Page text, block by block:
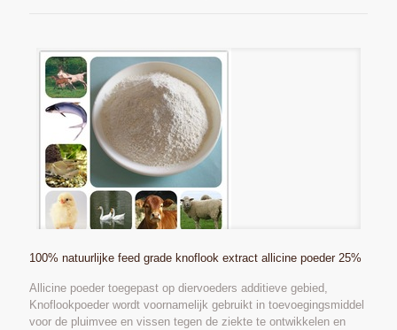
100% natuurlijke feed grade knoflook extract allicine poeder 25%
Allicine poeder toegepast op diervoeders additieve gebied,
Knoflookpoeder wordt voornamelijk gebruikt in toevoegingsmiddel
voor de pluimvee en vissen tegen de ziekte te ontwikkelen en